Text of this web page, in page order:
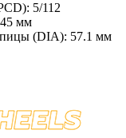
5/112
45 мм
(DIA): 57.1 мм